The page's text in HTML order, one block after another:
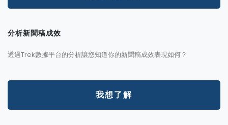
分析新聞稿成效
透過Trek數據平台的分析讓您知道你的新聞稿成效表現如何？
我想了解